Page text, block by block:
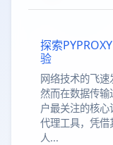
探索
验
网络技术的飞速
然而在数据传
户最关注的核心
代理工具，凭
人...